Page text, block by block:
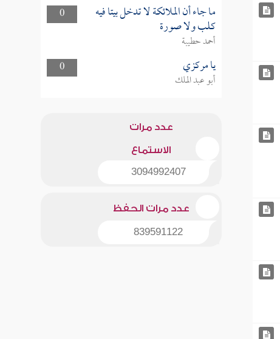
0
ما جاء أن الملائكة لا تدخل بيتا فيه
كلب ولا صورة
أحمد حطيبة
0
يا مركزي
أبو عبد الملك
عدد مرات
الاستماع
3094992407
عدد مرات الحفظ
839591122